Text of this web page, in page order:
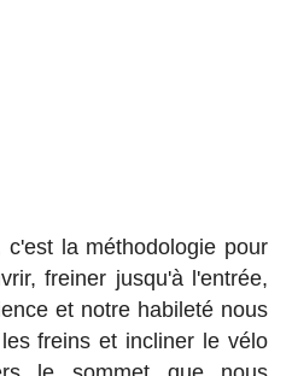
la méthodologie pour
freiner jusqu'à l'entrée,
et notre habileté nous
freins et incliner le vélo